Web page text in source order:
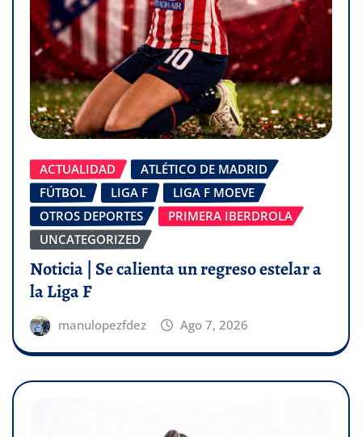
ACTUALIDAD
ATLÉTICO DE MADRID
FÚTBOL
LIGA F
LIGA F MOEVE
OTROS DEPORTES
PRIMERA IBERDROLA
UNCATEGORIZED
Noticia | Se calienta un regreso estelar a
la Liga F
manulopezfdez Ago 7, 2026